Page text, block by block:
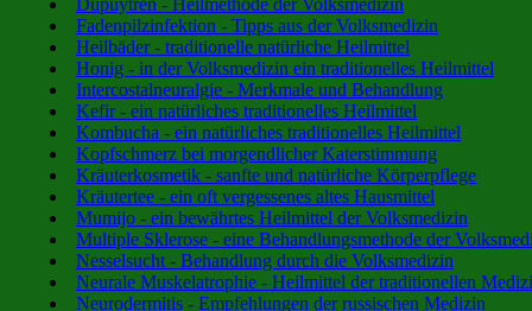
Dupuytren - Heilmethode der Volksmedizin
Fadenpilzinfektion - Tipps aus der Volksmedizin
Heilbäder - traditionelle natürliche Heilmittel
Honig - in der Volksmedizin ein traditionelles Heilmittel
Intercostalneuralgie - Merkmale und Behandlung
Kefir - ein natürliches traditionelles Heilmittel
Kombucha - ein natürliches traditionelles Heilmittel
Kopfschmerz bei morgendlicher Katerstimmung
Kräuterkosmetik - sanfte und natürliche Körperpflege
Kräutertee - ein oft vergessenes altes Hausmittel
Mumijo - ein bewährtes Heilmittel der Volksmedizin
Multiple Sklerose - eine Behandlungsmethode der
Nesselsucht - Behandlung durch die Volksmedizin
Neurale Muskelatrophie - Heilmittel der traditionellen
Neurodermitis - Empfehlungen der russischen Medizin